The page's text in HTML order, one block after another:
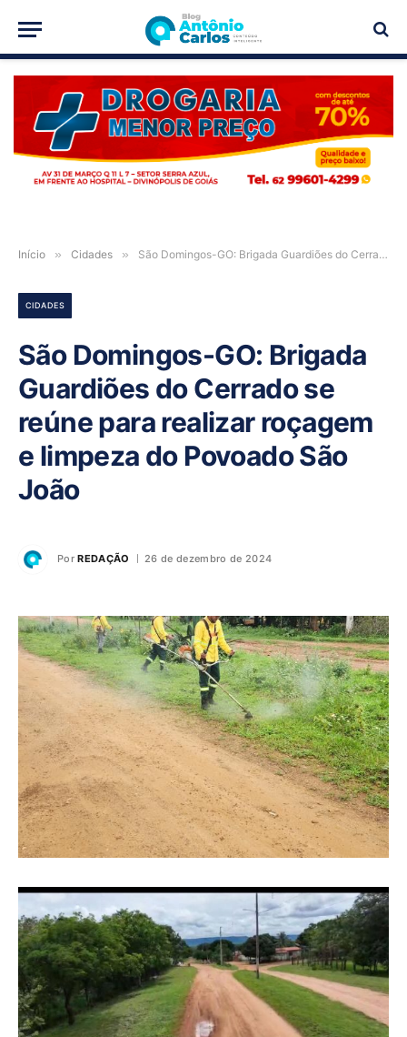
PUBLICIDADE
Início » Cidades » São Domingos-GO: Brigada Guardiões do Cerrado se reúne para realizar roçagem e limpeza do Povoado São João
CIDADES
São Domingos-GO: Brigada
Guardiões do Cerrado se
reúne para realizar roçagem
e limpeza do Povoado São
João
Por REDAÇÃO 26 de dezembro de 2024